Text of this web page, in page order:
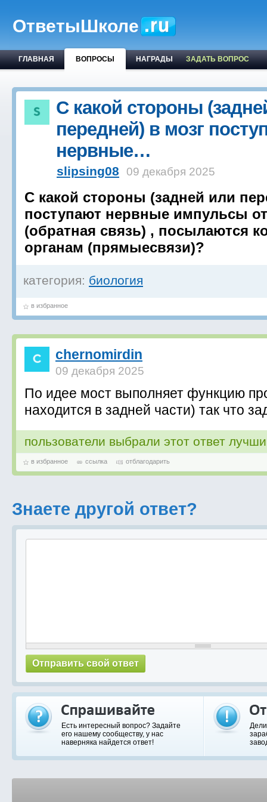
ОтветыШколе
ГЛАВНАЯ ВОПРОСЫ НАГРАДЫ ЗАДАТЬ ВОПРОС
С какой стороны
передней) в мозг
нервные…
slipsing08 09 декабря 2025
С какой стороны (задней или
поступают нервные импульсы
(обратная связь) , посылаются
органам (прямыесвязи)?
категория: биология
в избранное
chernomirdin
09 декабря 2025
По идее мост выполняет функцию
находится в задней части) так что
пользователи выбрали этот ответ
в избранное ссылка отблагодарить
Знаете другой ответ?
Есть интересный вопрос? Задайте
его нашему сообществу, у нас
наверняка найдется ответ!